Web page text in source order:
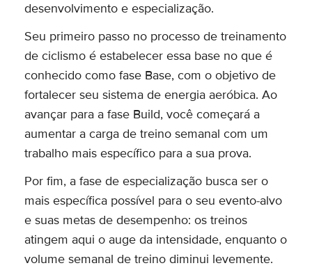
desenvolvimento e especialização.
Seu primeiro passo no processo de treinamento
de ciclismo é estabelecer essa base no que é
conhecido como fase Base, com o objetivo de
fortalecer seu sistema de energia aeróbica. Ao
avançar para a fase Build, você começará a
aumentar a carga de treino semanal com um
trabalho mais específico para a sua prova.
Por fim, a fase de especialização busca ser o
mais específica possível para o seu evento-alvo
e suas metas de desempenho: os treinos
atingem aqui o auge da intensidade, enquanto o
volume semanal de treino diminui levemente.